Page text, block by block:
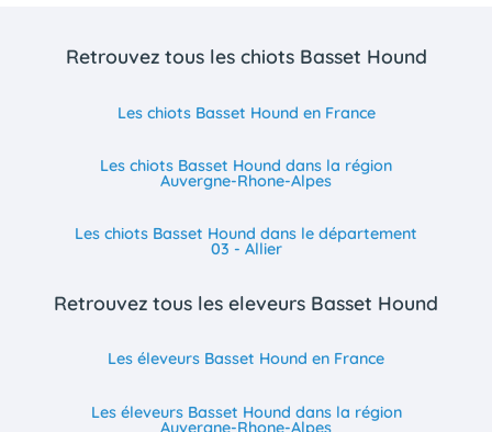
Retrouvez tous les chiots Basset Hound
Les chiots Basset Hound en France
Les chiots Basset Hound dans la région
Auvergne-Rhone-Alpes
Les chiots Basset Hound dans le département
03 - Allier
Retrouvez tous les eleveurs Basset Hound
Les éleveurs Basset Hound en France
Les éleveurs Basset Hound dans la région
Auvergne-Rhone-Alpes